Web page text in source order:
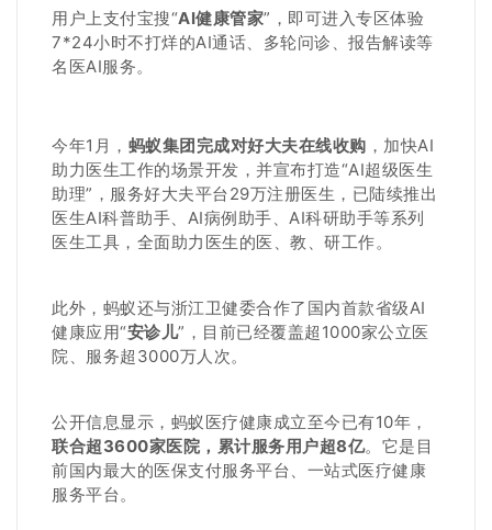
用户上支付宝搜“AI健康管家”，即可进入专区体验
7*24小时不打烊的AI通话、多轮问诊、报告解读等
名医AI服务。
今年1月， 蚂蚁集团完成对好大夫在线收购 ，加快AI
助力医生工作的场景开发，并宣布打造“AI超级医生
助理”，服务好大夫平台29万注册医生，已陆续推出
医生AI科普助手、AI病例助手、AI科研助手等系列
医生工具，全面助力医生的医、教、研工作。
此外，蚂蚁还与浙江卫健委合作了国内首款省级AI
健康应用“安诊儿”，目前已经覆盖超1000家公立医
院、服务超3000万人次。
公开信息显示，蚂蚁医疗健康成立至今已有10年，
联合超3600家医院，累计服务用户超8亿。它是目
前国内最大的医保支付服务平台、一站式医疗健康
服务平台。